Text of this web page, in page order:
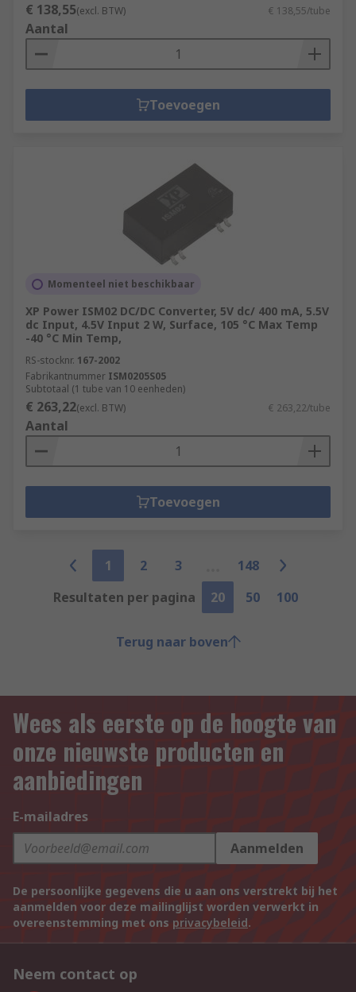
€ 138,55(excl. BTW) € 138,55/tube
Aantal
Toevoegen
Momenteel niet beschikbaar
XP Power ISM02 DC/DC Converter, 5V dc/ 400 mA, 5.5V
dc Input, 4.5V Input 2 W, Surface, 105 °C Max Temp
-40 °C Min Temp,
RS-stocknr. 167-2002
Fabrikantnummer ISM0205S05
Subtotaal (1 tube van 10 eenheden)
€ 263,22(excl. BTW) € 263,22/tube
Aantal
Toevoegen
1 2 3
148
Resultaten per pagina
20 50 100
Terug naar boven
Wees als eerste op de hoogte van
onze nieuwste producten en
aanbiedingen
E-mailadres
Aanmelden
De persoonlijke gegevens die u aan ons verstrekt bij het
aanmelden voor deze mailinglijst worden verwerkt in
overeenstemming met ons privacybeleid.
Neem contact op